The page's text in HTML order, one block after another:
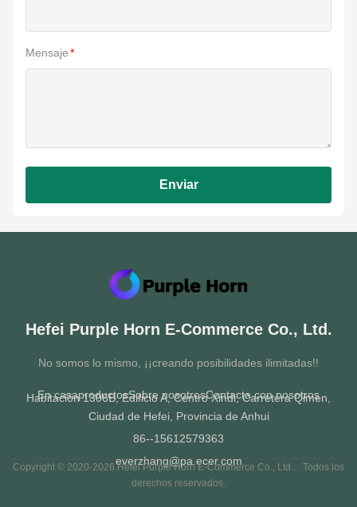
Mensaje*
Enviar
Hefei Purple Horn E-Commerce Co., Ltd.
No somos lo mismo, ¡¡creando posibilidades ilimitadas!!
En casaproductosSobre nosotrosContacta con nosotros
Habitación 1306B, Edificio A, Centro Xindi, Carretera Qimen,
Ciudad de Hefei, Provincia de Anhui
86--15612579363
everzhang@pa.ecer.com
Copyright © 2020-2026 Hefei Purple Horn E-Commerce Co., Ltd.. . Todos los
derechos reservados.